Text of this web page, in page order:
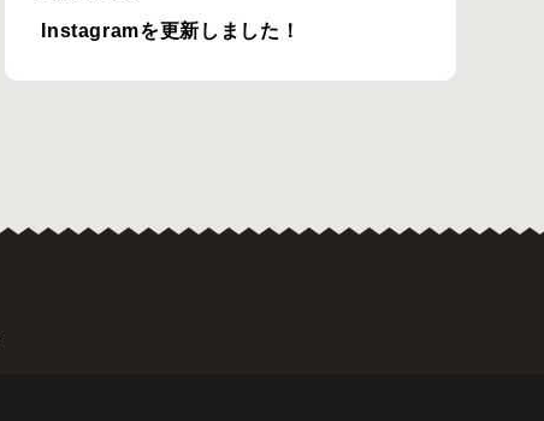
Instagramを更新しました！